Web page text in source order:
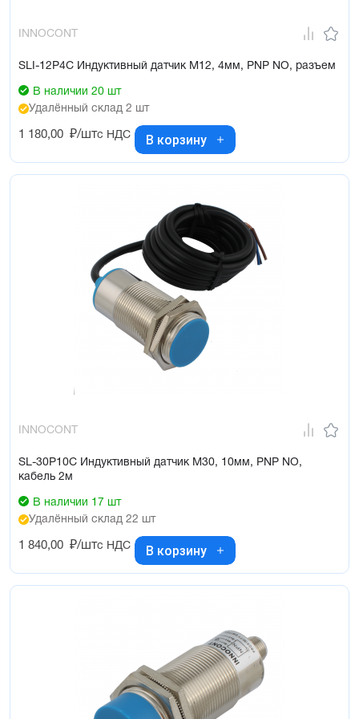
INNOCONT
SLI-12P4C Индуктивный датчик М12, 4мм, PNP NO, разъем
В наличии 20 шт
Удалённый склад 2 шт
1 180,00 ₽/штс НДС В корзину
INNOCONT
SL-30P10C Индуктивный датчик М30, 10мм, PNP NO,
кабель 2м
В наличии 17 шт
Удалённый склад 22 шт
1 840,00 ₽/штс НДС В корзину